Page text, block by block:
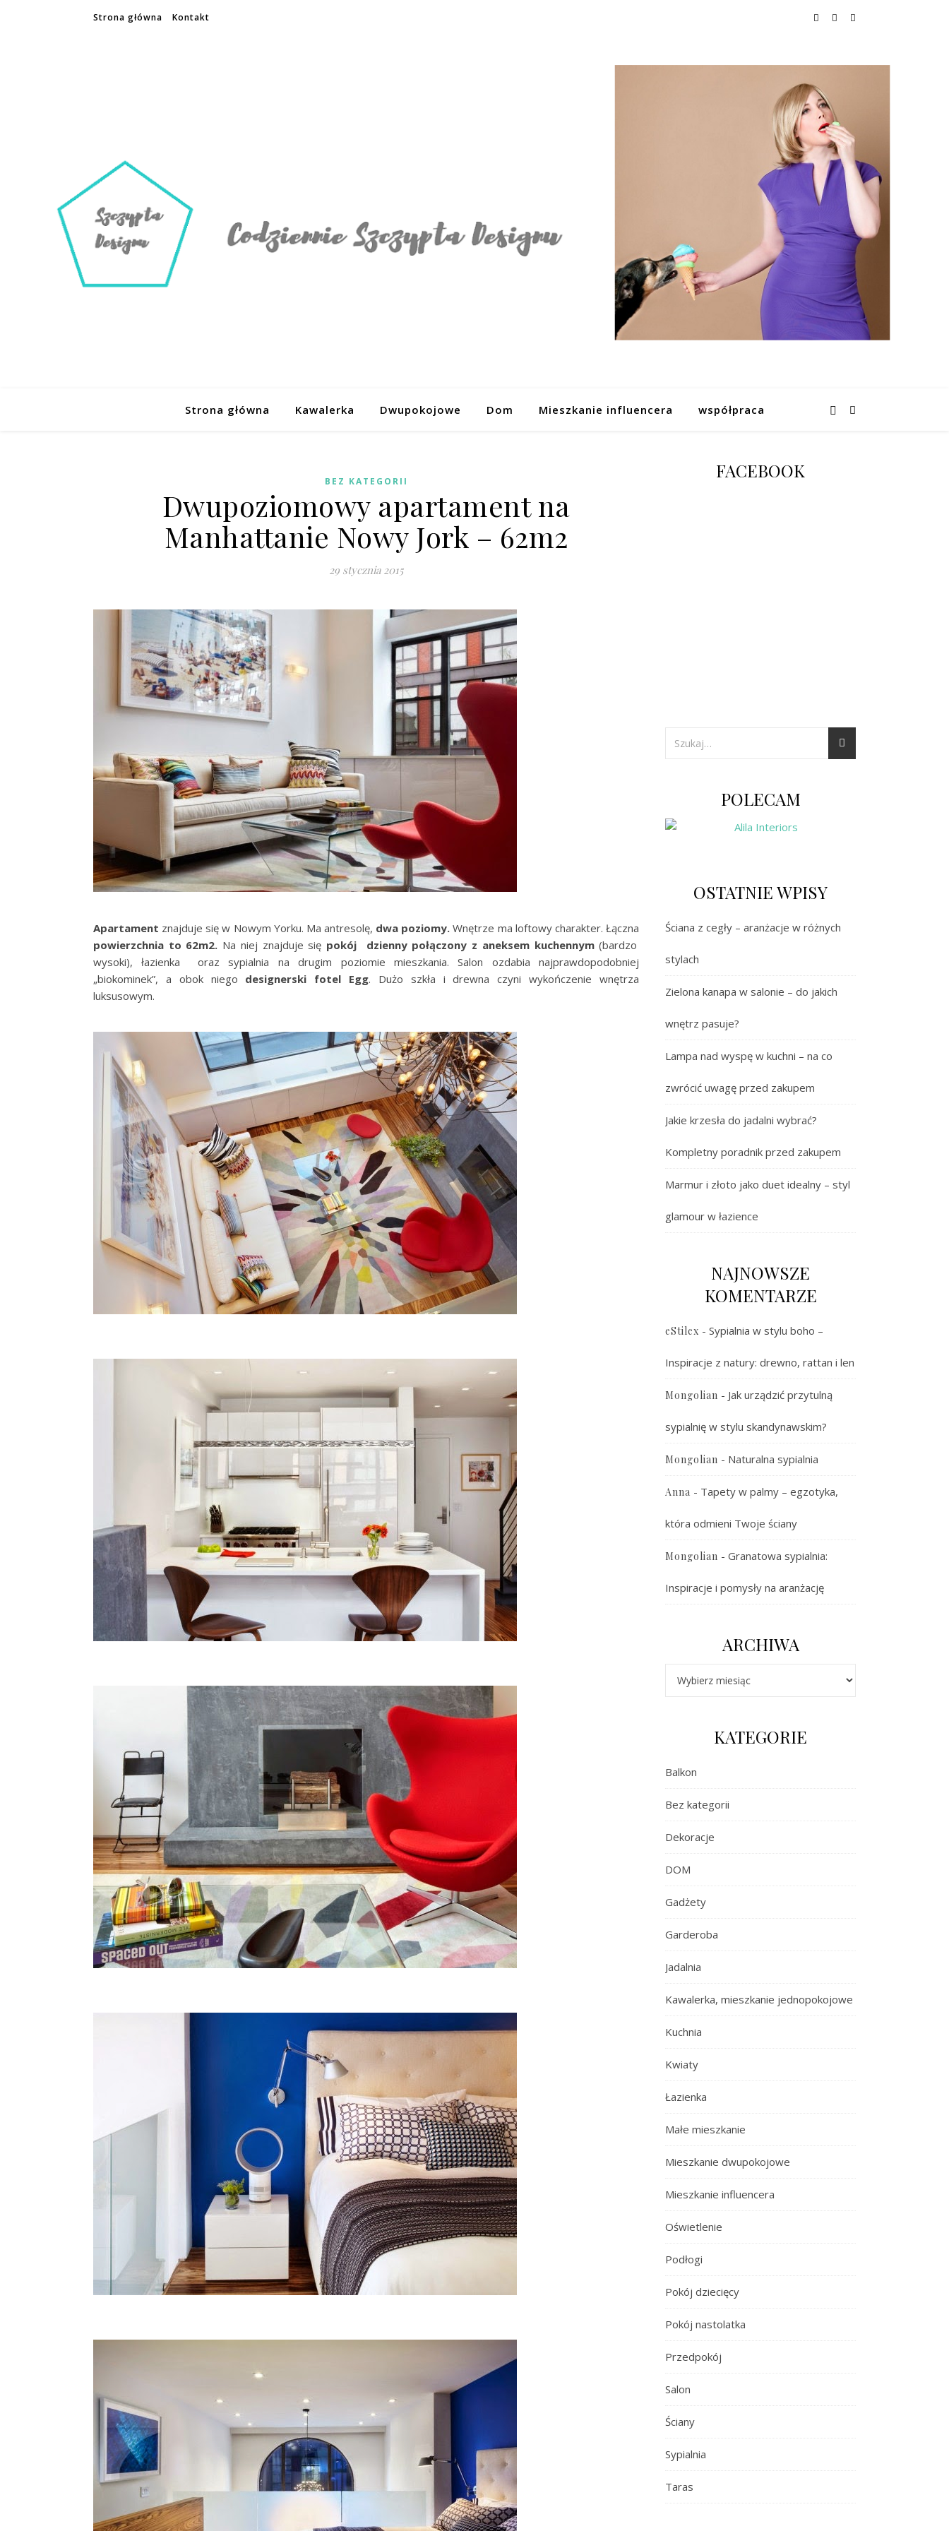
Strona główna Kontakt
Strona główna Kawalerka Dwupokojowe Dom Mieszkanie influencera współpraca
BEZ KATEGORII
Dwupoziomowy apartament na
Manhattanie Nowy Jork – 62m2
29 stycznia 2015
Apartament znajduje się w Nowym Yorku. Ma antresolę, dwa poziomy. Wnętrze ma loftowy charakter. Łączna
powierzchnia to 62m2. Na niej znajduje się pokój dzienny połączony z aneksem kuchennym(bardzo
wysoki), łazienka oraz sypialnia na drugim poziomie mieszkania. Salon ozdabia najprawdopodobniej
„biokominek”, a obok niego designerski fotel Egg. Dużo szkła i drewna czyni wykończenie wnętrza
luksusowym.
FACEBOOK
POLECAM
OSTATNIE WPISY
Ściana z cegły – aranżacje w różnych
stylach
Zielona kanapa w salonie – do jakich
wnętrz pasuje?
Lampa nad wyspę w kuchni – na co
zwrócić uwagę przed zakupem
Jakie krzesła do jadalni wybrać?
Kompletny poradnik przed zakupem
Marmur i złoto jako duet idealny – styl
glamour w łazience
NAJNOWSZE
KOMENTARZE
eStilex - Sypialnia w stylu boho –
Inspiracje z natury: drewno, rattan i len
Mongolian - Jak urządzić przytulną
sypialnię w stylu skandynawskim?
Mongolian - Naturalna sypialnia
Anna - Tapety w palmy – egzotyka,
która odmieni Twoje ściany
Mongolian - Granatowa sypialnia:
Inspiracje i pomysły na aranżację
ARCHIWA
KATEGORIE
Balkon
Bez kategorii
Dekoracje
DOM
Gadżety
Garderoba
Jadalnia
Kawalerka, mieszkanie jednopokojowe
Kuchnia
Kwiaty
Łazienka
Małe mieszkanie
Mieszkanie dwupokojowe
Mieszkanie influencera
Oświetlenie
Podłogi
Pokój dziecięcy
Pokój nastolatka
Przedpokój
Salon
Ściany
Sypialnia
Taras